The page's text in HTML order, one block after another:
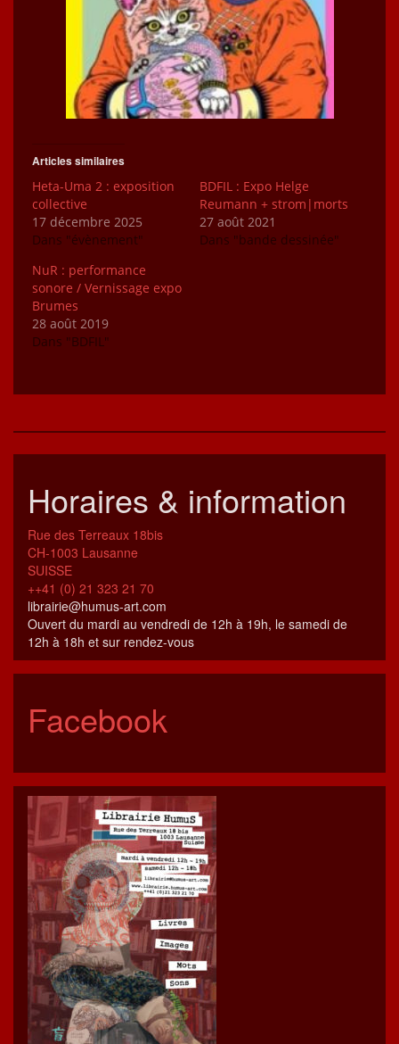
Articles similaires
Heta-Uma 2 : exposition
collective
17 décembre 2025
Dans "évènement"
BDFIL : Expo Helge
Reumann + strom|morts
27 août 2021
Dans "bande dessinée"
NuR : performance
sonore / Vernissage expo
Brumes
28 août 2019
Dans "BDFIL"
Horaires & information
Rue des Terreaux 18bis
CH-1003 Lausanne
SUISSE
++41 (0) 21 323 21 70
librairie@humus-art.com
Ouvert du mardi au vendredi de 12h à 19h, le samedi de
12h à 18h et sur rendez-vous
Facebook